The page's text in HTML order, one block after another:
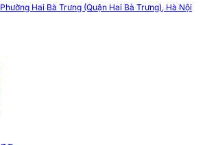
Hai Bà Trưng (Quận Hai Bà Trưng), Hà Nội